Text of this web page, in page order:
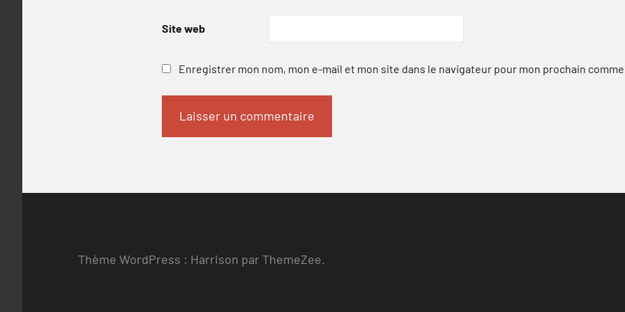
Site web
Enregistrer mon nom, mon e-mail et mon site dans le navigateur pour mon prochain
Thème WordPress : Harrison par ThemeZee.